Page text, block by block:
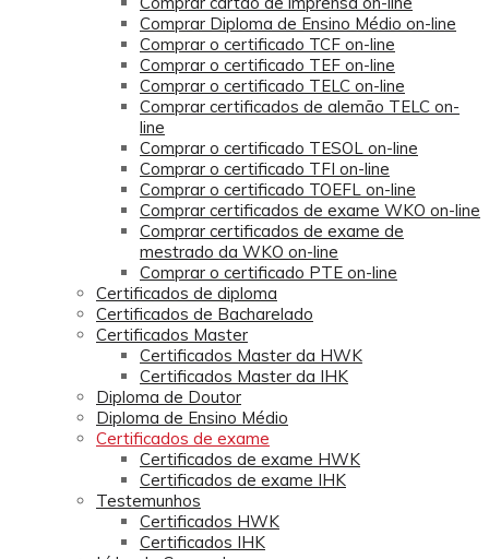
Comprar Diploma de Ensino Médio on-line
Comprar o certificado TCF on-line
Comprar o certificado TEF on-line
Comprar o certificado TELC on-line
Comprar certificados de alemão TELC on-
line
Comprar o certificado TESOL on-line
Comprar o certificado TFI on-line
Comprar o certificado TOEFL on-line
Comprar certificados de exame WKO on-line
Comprar certificados de exame de
mestrado da WKO on-line
Comprar o certificado PTE on-line
Certificados de diploma
Certificados de Bacharelado
Certificados Master
Certificados Master da HWK
Certificados Master da IHK
Diploma de Doutor
Diploma de Ensino Médio
Certificados de exame
Certificados de exame HWK
Certificados de exame IHK
Testemunhos
Certificados HWK
Certificados IHK